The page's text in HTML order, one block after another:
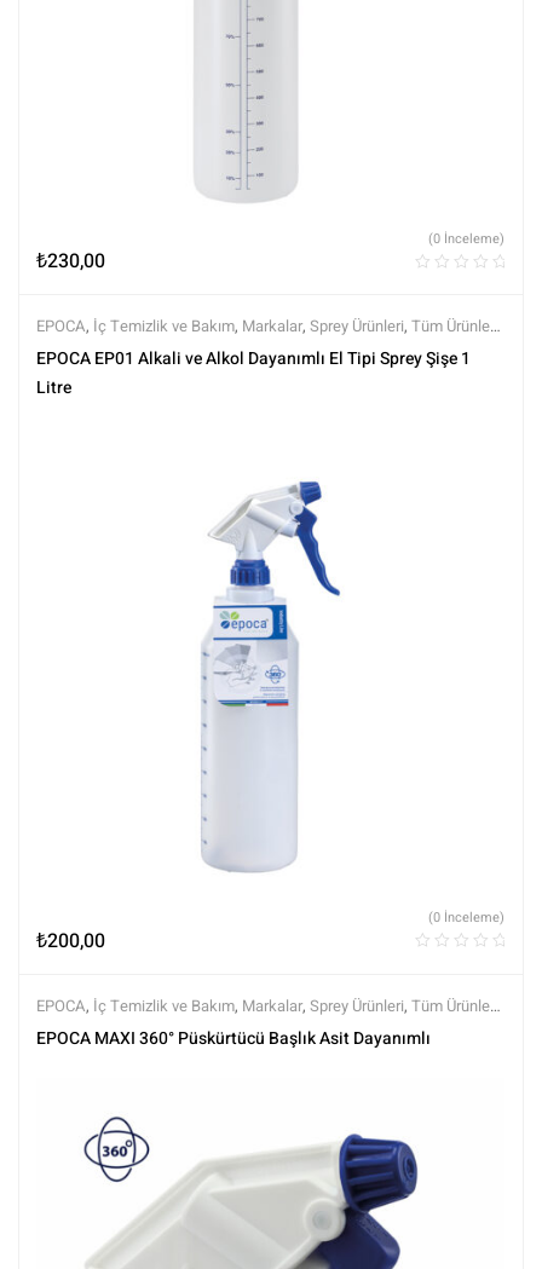
₺230,00
(0 İnceleme)
EPOCA, İç Temizlik ve Bakım, Markalar, Sprey Ürünleri, Tüm Ürünler,
Tüm Ürünler
EPOCA EP01 Alkali ve Alkol Dayanımlı El Tipi Sprey Şişe 1
Litre
₺200,00
(0 İnceleme)
EPOCA, İç Temizlik ve Bakım, Markalar, Sprey Ürünleri, Tüm Ürünler,
Tüm Ürünler
EPOCA MAXI 360° Püskürtücü Başlık Asit Dayanımlı